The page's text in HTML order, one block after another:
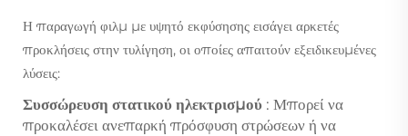
Η παραγωγή φιλμ με υψητό εκφύσησης εισάγει αρκετές
προκλήσεις στην τυλίγηση, οι οποίες απαιτούν εξειδικευμένες
λύσεις:
Συσσώρευση στατικού ηλεκτρισμού : Μπορεί να
προκαλέσει ανεπαρκή πρόσφυση στρώσεων ή να